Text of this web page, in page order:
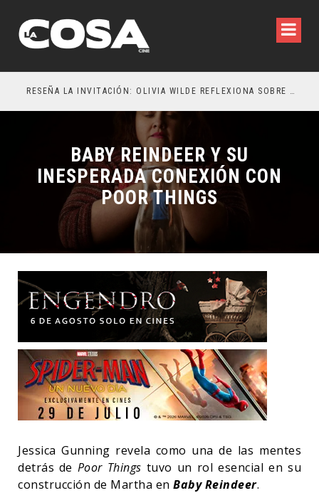
RESEÑA LA INVITACIÓN: OLIVIA WILDE REFLEXIONA SOBRE LA VIDA CONYUGAL
BABY REINDEER Y SU
INESPERADA CONEXIÓN CON
POOR THINGS
Jessica Gunning revela como una de las mentes
detrás de Poor Things tuvo un rol esencial en su
construcción de Martha en Baby Reindeer.